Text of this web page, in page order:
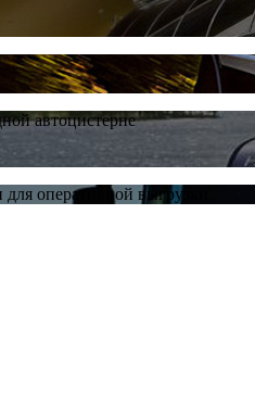
автоцистерне
оперативной выгрузки